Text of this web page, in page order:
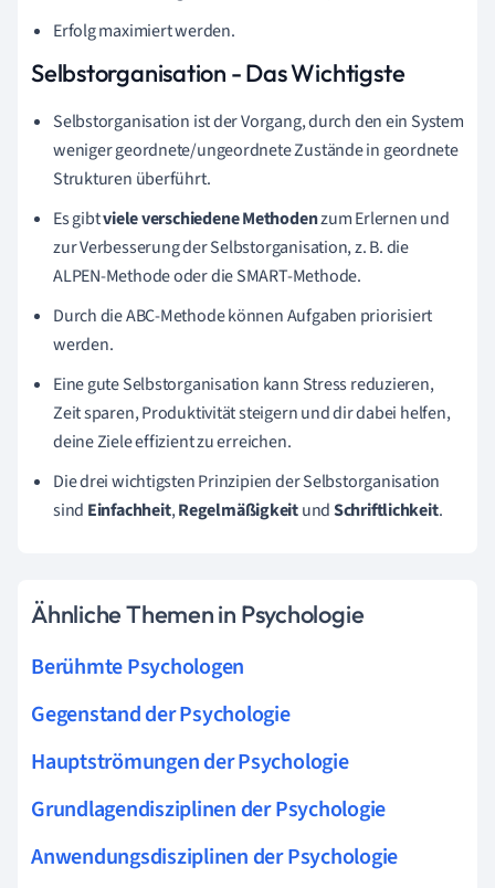
Erfolg maximiert werden.
Selbstorganisation - Das Wichtigste
Selbstorganisation ist der Vorgang, durch den ein System
weniger geordnete/ungeordnete Zustände in geordnete
Strukturen überführt.
Es gibtviele verschiedene Methodenzum Erlernen und
zur Verbesserung der Selbstorganisation, z. B. die
ALPEN-Methode oder die SMART-Methode.
Durch die ABC-Methode können Aufgaben priorisiert
werden.
Eine gute Selbstorganisation kann Stress reduzieren,
Zeit sparen, Produktivität steigern und dir dabei helfen,
deine Ziele effizient zu erreichen.
Die drei wichtigsten Prinzipien der Selbstorganisation
sind Einfachheit,RegelmäßigkeitundSchriftlichkeit.
Ähnliche Themen in Psychologie
Berühmte Psychologen
Gegenstand der Psychologie
Hauptströmungen der Psychologie
Grundlagendisziplinen der Psychologie
Anwendungsdisziplinen der Psychologie